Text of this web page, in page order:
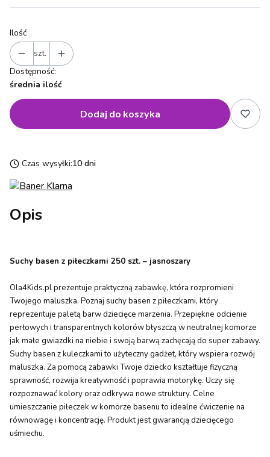
Ilość
szt.
Dostępność:
średnia ilość
Dodaj do koszyka
Czas wysyłki:10 dni
Opis
Suchy basen z piłeczkami 250 szt. – jasnoszary
Ola4Kids.pl prezentuje praktyczną zabawkę, która rozpromieni
Twojego maluszka. Poznaj suchy basen z piłeczkami, który
reprezentuje paletą barw dziecięce marzenia. Przepiękne odcienie
perłowych i transparentnych kolorów błyszczą w neutralnej komorze
jak małe gwiazdki na niebie i swoją barwą zachęcają do super zabawy.
Suchy basen z kuleczkami to użyteczny gadżet, który wspiera rozwój
maluszka. Za pomocą zabawki Twoje dziecko kształtuje fizyczną
sprawność, rozwija kreatywność i poprawia motorykę. Uczy się
rozpoznawać kolory oraz odkrywa nowe struktury. Celne
umieszczanie piłeczek w komorze basenu to idealne ćwiczenie na
równowagę i koncentrację. Produkt jest gwarancją dziecięcego
uśmiechu.